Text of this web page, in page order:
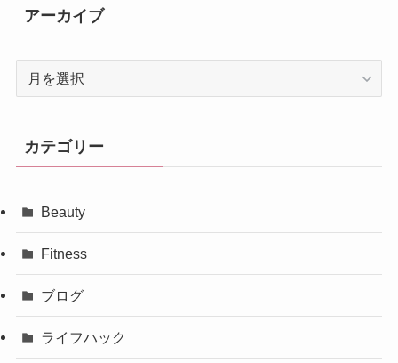
アーカイブ
ブ
カテゴリー
Beauty
Fitness
ブログ
ライフハック